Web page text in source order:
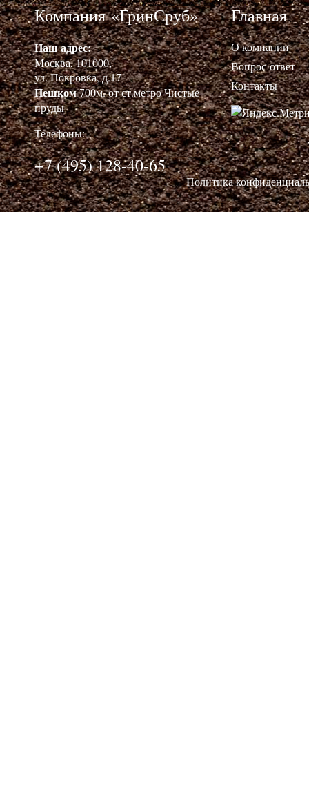
Главная
О компании
Вопрос-ответ
Контакты
Политика
Компания «ГринСруб»
Наш адрес:
Москва, 101000,
ул. Покровка, д.17
Пешком700м. от ст.метро Чистые
пруды
Телефоны:
+7 (495) 128-40-65